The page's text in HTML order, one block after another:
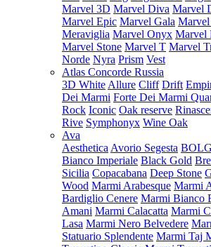
Marvel 3D Marvel Diva Marvel
Marvel Epic Marvel Gala Marvel
Meraviglia Marvel Onyx Marvel
Marvel Stone Marvel T Marvel
Norde Nyra Prism Vest
Atlas Concorde Russia
3D White Allure Cliff Drift
Dei Marmi Forte Dei Marmi
Rock Iconic Oak reserve
Rive Symphonyx Wine Oak
Ava
Aesthetica Avorio Segesta
Bianco Imperiale Black Gold
Sicilia Copacabana Deep Stone
Wood Marmi Arabesque Marmi
Bardiglio Cenere Marmi Bianco
Amani Marmi Calacatta Marmi
Lasa Marmi Nero Belvedere
Statuario Splendente Marmi Taj